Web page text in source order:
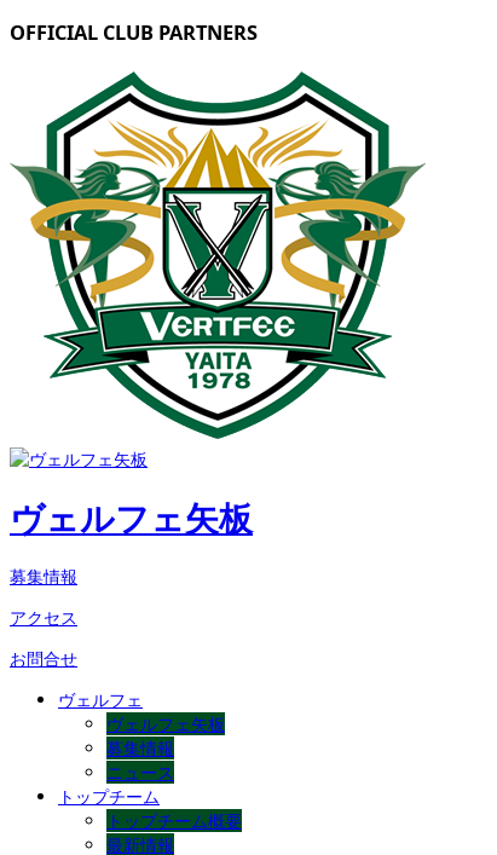
OFFICIAL CLUB PARTNERS
ヴェルフェ矢板
募集情報
アクセス
お問合せ
ヴェルフェ
ヴェルフェ矢板
募集情報
ニュース
トップチーム
トップチーム概要
最新情報